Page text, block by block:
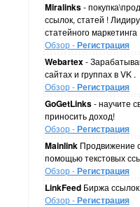
Miralinks-
ссылок, статей !
статейного маркетинга .
Обзор -Регистрация
Webartex-
сайтах и группах в VK .
Обзор -Регистрация
GoGetLinks- научите
приносить доход!
Обзор -Регистрация
Mainlink Продвижение
помощью текстовых
Обзор -Регистрация
LinkFeed Биржа ссылок.
Обзор -Регистрация